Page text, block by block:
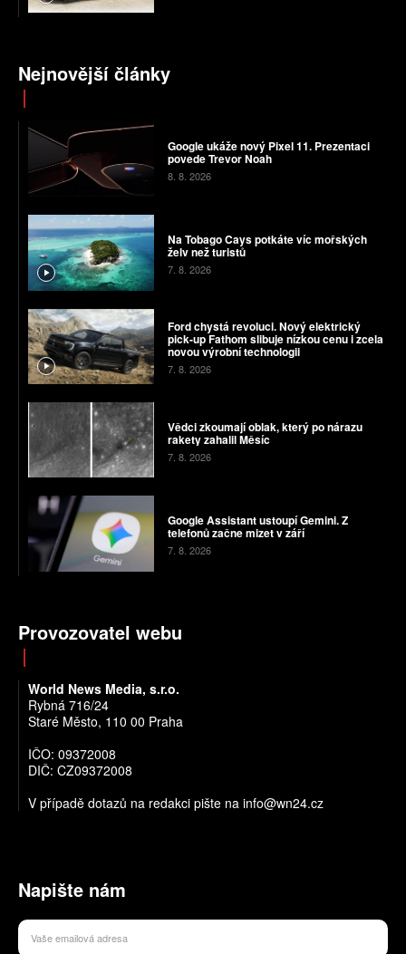
Nejnovější články
Google ukáže nový Pixel 11. Prezentaci
povede Trevor Noah
8. 8. 2026
Na Tobago Cays potkáte víc mořských
želv než turistů
7. 8. 2026
Ford chystá revoluci. Nový elektrický
pick-up Fathom slibuje nízkou cenu i zcela
novou výrobní technologii
7. 8. 2026
Vědci zkoumají oblak, který po nárazu
rakety zahalil Měsíc
7. 8. 2026
Google Assistant ustoupí Gemini. Z
telefonů začne mizet v září
7. 8. 2026
Provozovatel webu
World News Media, s.r.o.
Rybná 716/24
Staré Město, 110 00 Praha
IČO: 09372008
DIČ: CZ09372008
V případě dotazů na redakci pište na info@wn24.cz
Napište nám